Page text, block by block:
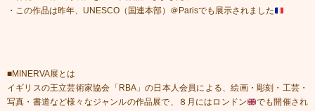
・この作品は昨年、UNESCO（国連本部）＠Parisでも展示されました
■MINERVA展とは
イギリスの王立芸術家協会「RBA」の日本人会員による、絵画・彫刻・工芸・
写真・書道など様々なジャンルの作品展で、８月にはロンドン
でも開催され